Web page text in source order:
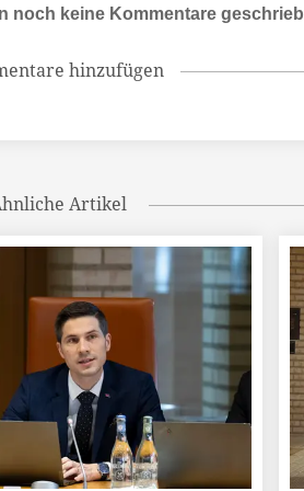
noch keine Kommentare
hinzufügen
Artikel